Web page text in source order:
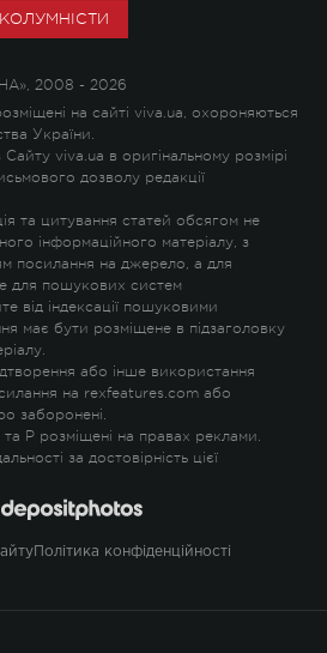
КОЛУМНІСТИ
2008 - 2026
на сайті viva.ua, охороняються
України.
viva.ua в оригінальному розмірі
дозволу редакції
та цитування статей обсягом не
інформаційного матеріалу, з
посилання на джерело, а для
для пошукових систем
від індексації пошуковими
має бути розміщене в підзаголовку
або інше використання
на rexfeatures.com або
заборонені.
та P розміщені на правах реклами.
за достовірність цієї
Політика конфіденційності